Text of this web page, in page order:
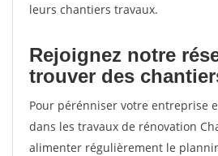
leurs chantiers travaux.
Rejoignez notre
trouver des
Pour pérénniser votre entreprise
dans les travaux de rénovation
alimenter régulièrement le